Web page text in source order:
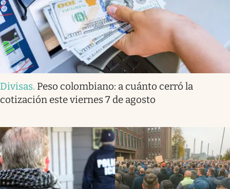
Divisas. Peso colombiano: a cuánto cerró la
cotización este viernes 7 de agosto